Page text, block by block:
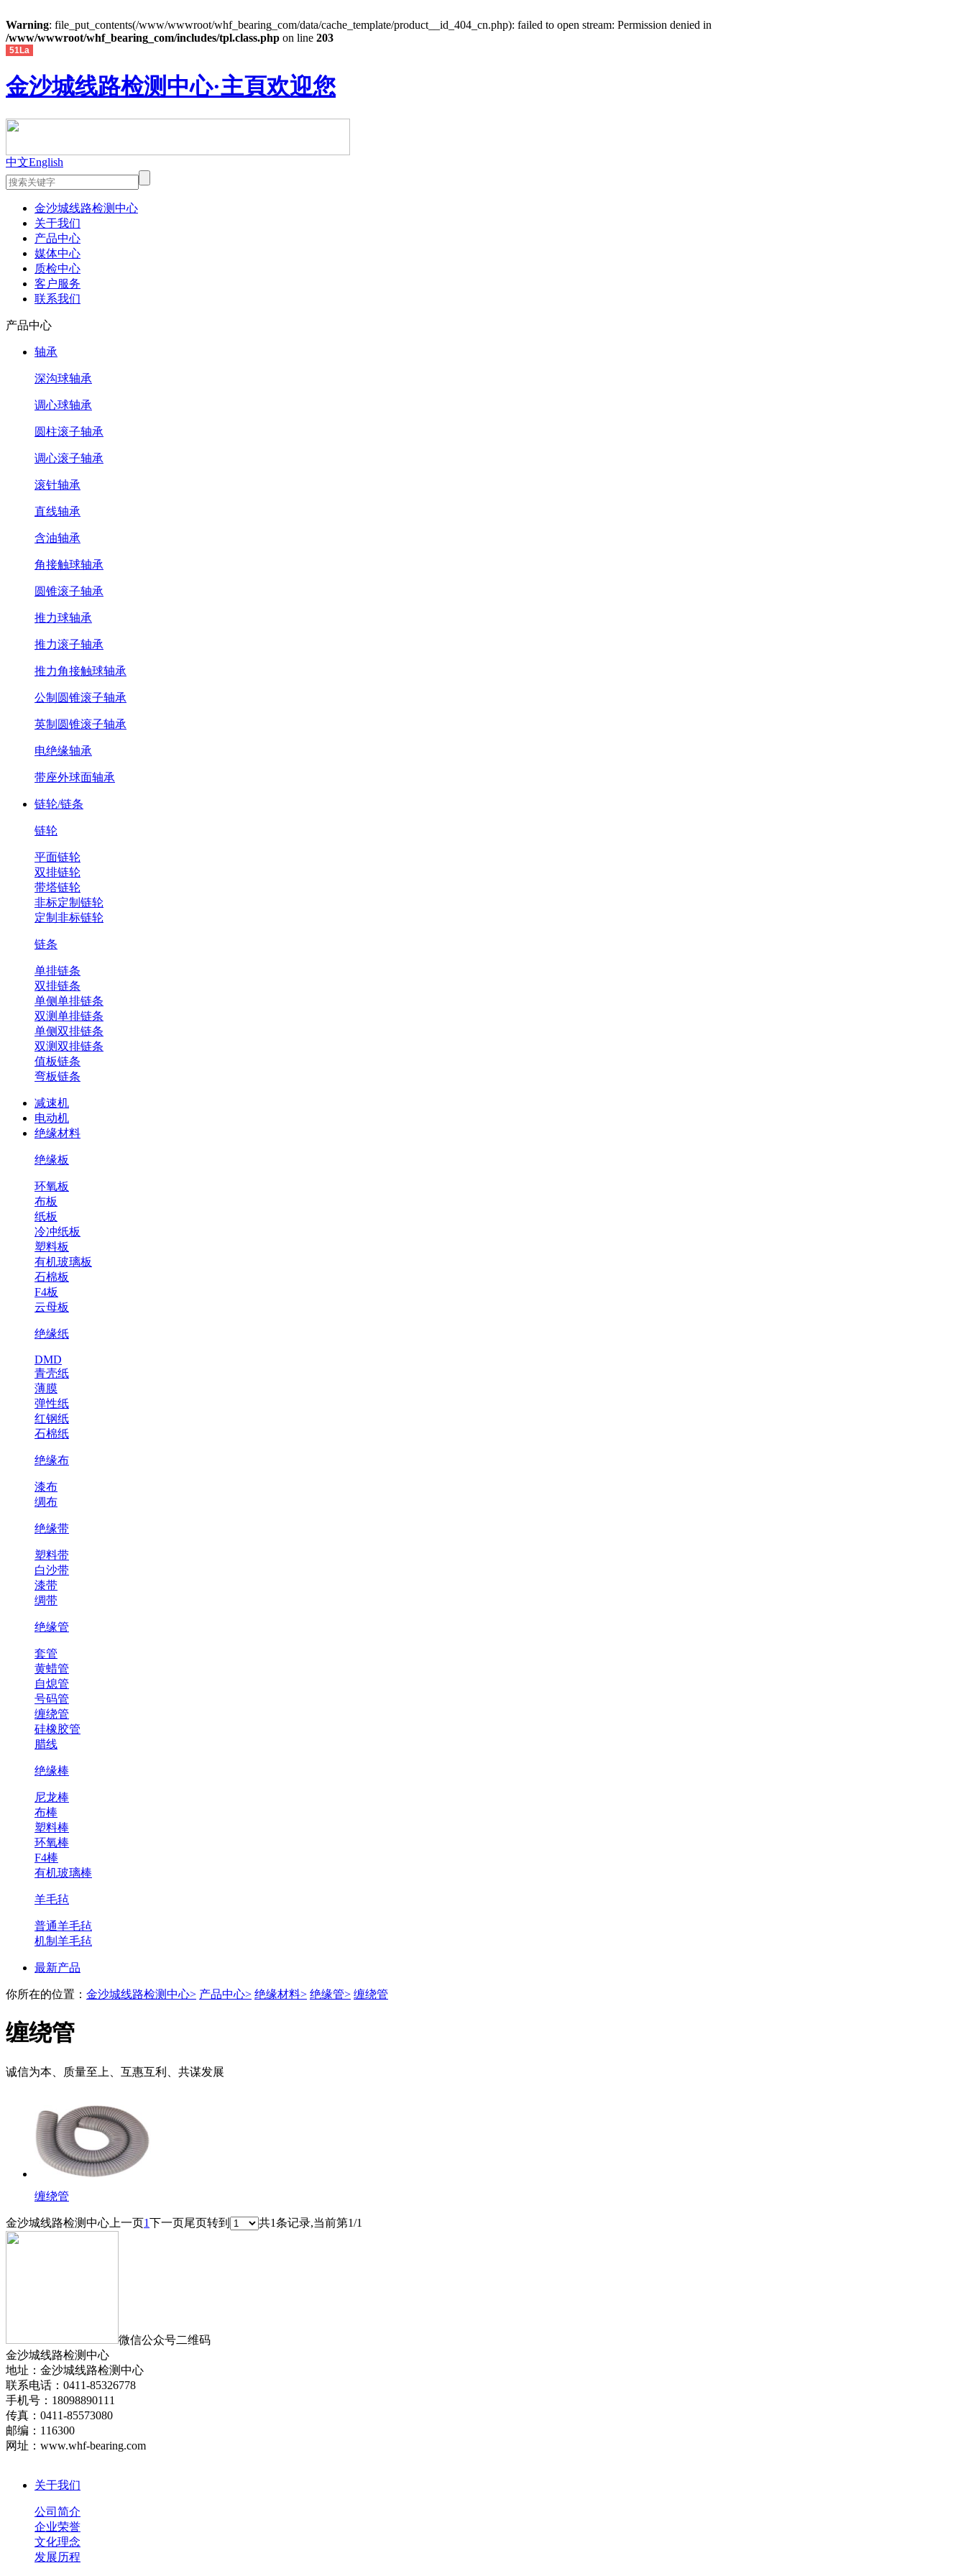
Warning: file_put_contents(/www/wwwroot/whf_bearing_com/data/cache_template/product__id_404_cn.php): failed to open stream: Permission denied in
/www/wwwroot/whf_bearing_com/includes/tpl.class.php on line 203
51La
金沙城线路检测中心·主頁欢迎您
中文English
金沙城线路检测中心
关于我们
产品中心
媒体中心
质检中心
客户服务
联系我们
产品中心
轴承
深沟球轴承
调心球轴承
圆柱滚子轴承
调心滚子轴承
滚针轴承
直线轴承
含油轴承
角接触球轴承
圆锥滚子轴承
推力球轴承
推力滚子轴承
推力角接触球轴承
公制圆锥滚子轴承
英制圆锥滚子轴承
电绝缘轴承
带座外球面轴承
链轮/链条
链轮
平面链轮
双排链轮
带塔链轮
非标定制链轮
定制非标链轮
链条
单排链条
双排链条
单侧单排链条
双测单排链条
单侧双排链条
双测双排链条
值板链条
弯板链条
减速机
电动机
绝缘材料
绝缘板
环氧板
布板
纸板
冷冲纸板
塑料板
有机玻璃板
石棉板
F4板
云母板
绝缘纸
DMD
青壳纸
薄膜
弹性纸
红钢纸
石棉纸
绝缘布
漆布
绸布
绝缘带
塑料带
白沙带
漆带
绸带
绝缘管
套管
黄蜡管
自熄管
号码管
缠绕管
硅橡胶管
腊线
绝缘棒
尼龙棒
布棒
塑料棒
环氧棒
F4棒
有机玻璃棒
羊毛毡
普通羊毛毡
机制羊毛毡
最新产品
你所在的位置： 金沙城线路检测中心> 产品中心> 绝缘材料> 绝缘管> 缠绕管
缠绕管
诚信为本、质量至上、互惠互利、共谋发展
缠绕管
金沙城线路检测中心 上一页1下一页尾页转到 共1条记录,当前第1/1
微信公众号二维码
金沙城线路检测中心
地址：金沙城线路检测中心
联系电话：0411-85326778
手机号 ： 18098890111
传真：0411-85573080
邮编：116300
网址：www.whf-bearing.com
关于我们
公司简介
企业荣誉
文化理念
发展历程